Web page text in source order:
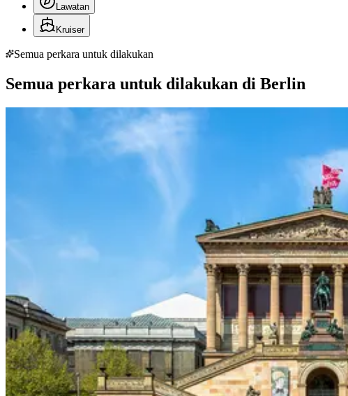
Lawatan
Kruiser
Semua perkara untuk dilakukan
Semua perkara untuk dilakukan di Berlin